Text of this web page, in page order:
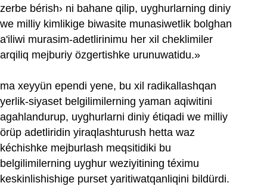
zerbe bérish› ni bahane qilip, uyghurlarning diniy
we milliy kimlikige biwasite munasiwetlik bolghan
a'iliwi murasim-adetlirinimu her xil cheklimiler
arqiliq mejburiy özgertishke urunuwatidu.»
ma xeyyün ependi yene, bu xil radikallashqan
yerlik-siyaset belgilimilerning yaman aqiwitini
agahlandurup, uyghurlarni diniy étiqadi we milliy
örüp adetliridin yiraqlashturush hetta waz
kéchishke mejburlash meqsitidiki bu
belgilimilerning uyghur weziyitining téximu
keskinlishishige purset yaritiwatqanliqini bildürdi.